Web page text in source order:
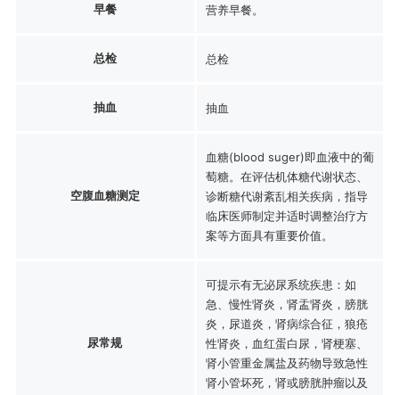
早餐 营养早餐。
总检 总检
抽血 抽血
空腹血糖测定
血糖(blood suger)即血液中的葡
萄糖。在评估机体糖代谢状态、
诊断糖代谢紊乱相关疾病，指导
临床医师制定并适时调整治疗方
案等方面具有重要价值。
尿常规
可提示有无泌尿系统疾患：如
急、慢性肾炎，肾盂肾炎，膀胱
炎，尿道炎，肾病综合征，狼疮
性肾炎，血红蛋白尿，肾梗塞、
肾小管重金属盐及药物导致急性
肾小管坏死，肾或膀胱肿瘤以及